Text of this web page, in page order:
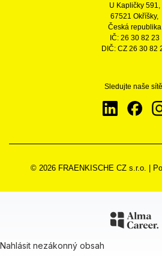
U Kapličky 591,
67521 Okříšky,
Česká republika
IČ: 26 30 82 23
DIČ: CZ 26 30 82
Sledujte naše
© 2026 FRAENKISCHE CZ s.r.o.
Nahlásit nezákonný obsah